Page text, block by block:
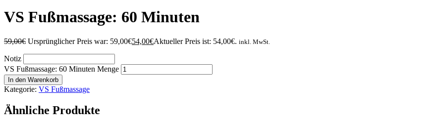
VS Fußmassage: 60 Minuten
59,00€ Ursprünglicher Preis war: 59,00€54,00€Aktueller Preis ist: 54,00€. inkl. MwSt.
Notiz
VS Fußmassage: 60 Minuten Menge
In den Warenkorb
Kategorie: VS Fußmassage
Ähnliche Produkte